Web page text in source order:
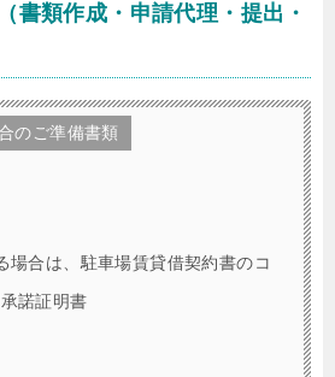
書類作成・申請代理・提出・
のご準備書類
場合は、駐車場賃貸借契約書のコ
諾証明書